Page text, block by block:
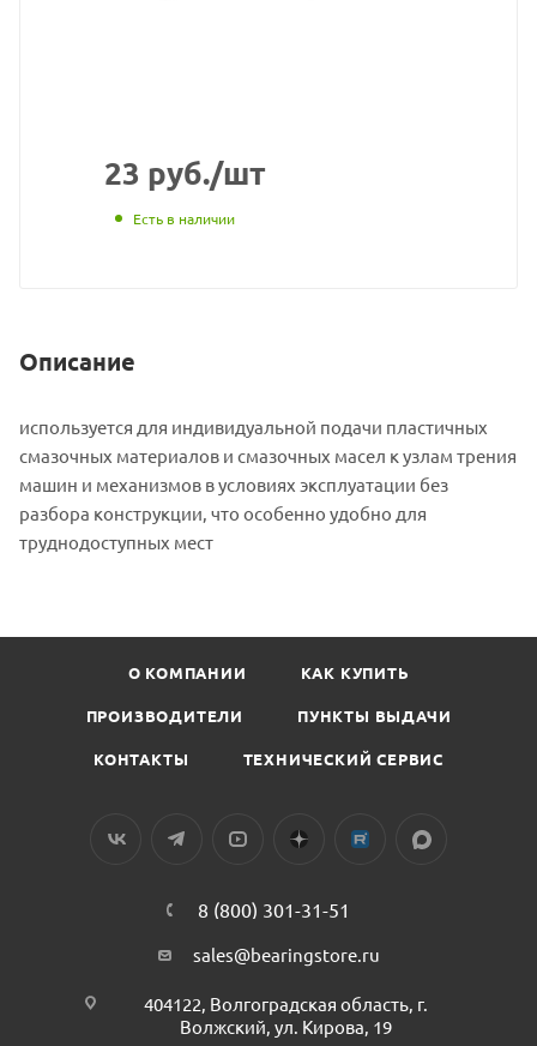
https://
без
разрешения
23 руб./шт
Есть в наличии
Описание
используется для индивидуальной Материал
о
товаре
Пресс-
сайта
https://bearingstore.ru
по
https://bearingstore.ru/
без
владельца
подачи пластичных
смазочных материалов и смазочных масел к узлам трения
машин и механизмов в условиях эксплуатации без
разбора конструкции, что особенно удобно для
труднодоступных мест
О КОМПАНИИ КАК КУПИТЬ
ПРОИЗВОДИТЕЛИ ПУНКТЫ ВЫДАЧИ
КОНТАКТЫ ТЕХНИЧЕСКИЙ СЕРВИС
8 (800) 301-31-51
sales@bearingstore.ru
404122, Волгоградская область, г.
Волжский, ул. Кирова, 19